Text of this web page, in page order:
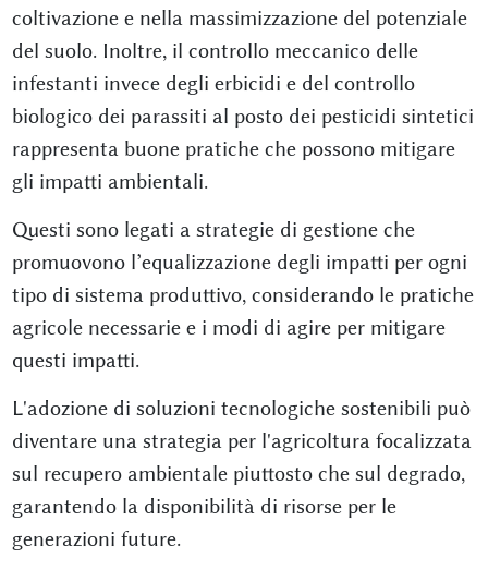
coltivazione e nella massimizzazione del potenziale
del suolo. Inoltre, il controllo meccanico delle
infestanti invece degli erbicidi e del controllo
biologico dei parassiti al posto dei pesticidi sintetici
rappresenta buone pratiche che possono mitigare
gli impatti ambientali.
Questi sono legati a strategie di gestione che
promuovono l’equalizzazione degli impatti per ogni
tipo di sistema produttivo, considerando le pratiche
agricole necessarie e i modi di agire per mitigare
questi impatti.
L'adozione di soluzioni tecnologiche sostenibili può
diventare una strategia per l'agricoltura focalizzata
sul recupero ambientale piuttosto che sul degrado,
garantendo la disponibilità di risorse per le
generazioni future.